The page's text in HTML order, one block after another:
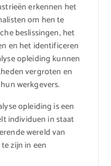
erkennen het
om hen te
beslissingen, het
en het identificeren
opleiding kunnen
vergroten en
werkgevers.
opleiding is een
individuen in staat
wereld van
zijn in een